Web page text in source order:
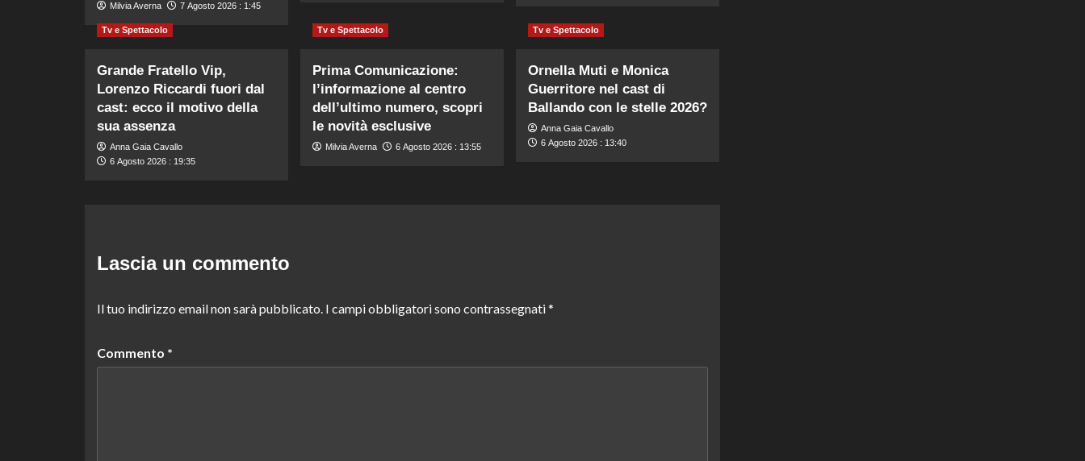
Milvia Averna 7 Agosto 2026 : 1:45
Tv e Spettacolo
Grande Fratello Vip,
Lorenzo Riccardi fuori dal
cast: ecco il motivo della
sua assenza
Anna Gaia Cavallo
6 Agosto 2026 : 19:35
Tv e Spettacolo
Prima Comunicazione:
l’informazione al centro
dell’ultimo numero, scopri
le novità esclusive
Milvia Averna 6 Agosto 2026 : 13:55
Tv e Spettacolo
Ornella Muti e Monica
Guerritore nel cast di
Ballando con le stelle 2026?
Anna Gaia Cavallo
6 Agosto 2026 : 13:40
Lascia un commento
Il tuo indirizzo email non sarà pubblicato. I campi obbligatori sono contrassegnati*
Commento *